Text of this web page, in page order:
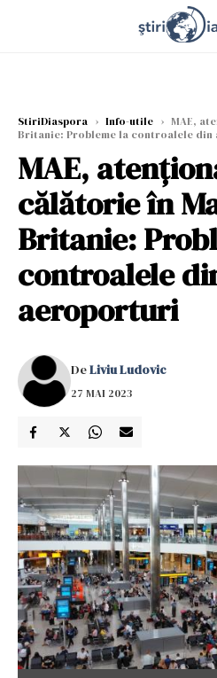
StiriDiaspora › Info-utile › MAE,
Britanie: Probleme la controalele
MAE,
călătorie în
Britanie:
controalele
aeroporturi
DeLiviu Ludovic
27 MAI 2023